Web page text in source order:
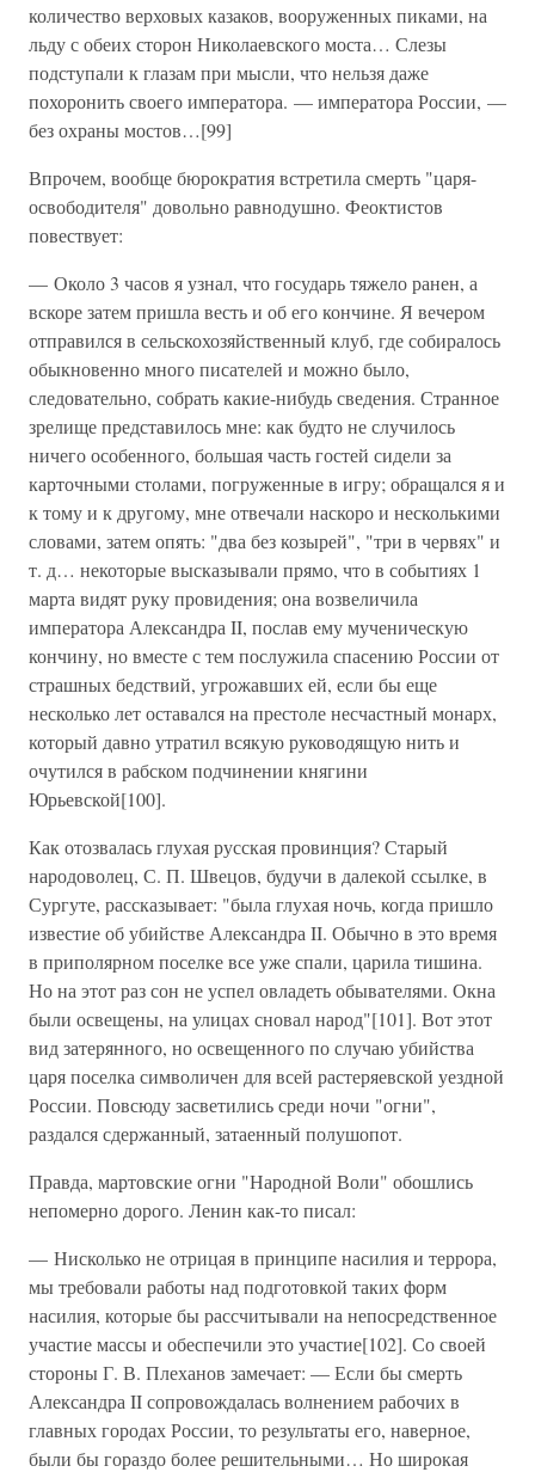
количество верховых казаков, вооруженных пиками, на
льду с обеих сторон Николаевского моста… Слезы
подступали к глазам при мысли, что нельзя даже
похоронить своего императора. — императора России, —
без охраны мостов…[99]
Впрочем, вообще бюрократия встретила смерть "царя-
освободителя" довольно равнодушно. Феоктистов
повествует:
— Около 3 часов я узнал, что государь тяжело ранен, а
вскоре затем пришла весть и об его кончине. Я вечером
отправился в сельскохозяйственный клуб, где собиралось
обыкновенно много писателей и можно было,
следовательно, собрать какие-нибудь сведения. Странное
зрелище представилось мне: как будто не случилось
ничего особенного, большая часть гостей сидели за
карточными столами, погруженные в игру; обращался я и
к тому и к другому, мне отвечали наскоро и несколькими
словами, затем опять: "два без козырей", "три в червях" и
т. д… некоторые высказывали прямо, что в событиях 1
марта видят руку провидения; она возвеличила
императора Александра II, послав ему мученическую
кончину, но вместе с тем послужила спасению России от
страшных бедствий, угрожавших ей, если бы еще
несколько лет оставался на престоле несчастный монарх,
который давно утратил всякую руководящую нить и
очутился в рабском подчинении княгини
Юрьевской[100].
Как отозвалась глухая русская провинция? Старый
народоволец, С. П. Швецов, будучи в далекой ссылке, в
Сургуте, рассказывает: "была глухая ночь, когда пришло
известие об убийстве Александра II. Обычно в это время
в приполярном поселке все уже спали, царила тишина.
Но на этот раз сон не успел овладеть обывателями. Окна
были освещены, на улицах сновал народ"[101]. Вот этот
вид затерянного, но освещенного по случаю убийства
царя поселка символичен для всей растеряевской уездной
России. Повсюду засветились среди ночи "огни",
раздался сдержанный, затаенный полушопот.
Правда, мартовские огни "Народной Воли" обошлись
непомерно дорого. Ленин как-то писал:
— Нисколько не отрицая в принципе насилия и террора,
мы требовали работы над подготовкой таких форм
насилия, которые бы рассчитывали на непосредственное
участие массы и обеспечили это участие[102]. Со своей
стороны Г. В. Плеханов замечает: — Если бы смерть
Александра II сопровождалась волнением рабочих в
главных городах России, то результаты его, наверное,
были бы гораздо более решительными… Но широкая